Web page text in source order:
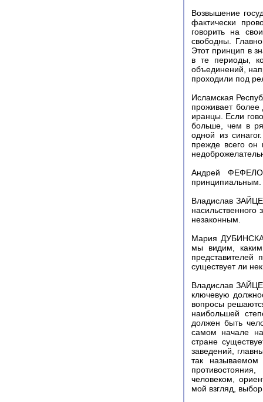
Возвышение
фактически
говорить на
свободны.
Этот принцип в
в те периоды,
объединений,
проходили под
Исламская
проживает более
иранцы. Если
больше, чем в
одной из
прежде всего он
Андрей
принципиальным.
Владислав
насильственного
незаконным.
Мария
мы видим,
представителей
существует ли
Владислав
ключевую
вопросы
наибольшей
должен быть
самом начале
стране
заведений,
так называемом
человеком,
мой взгляд,